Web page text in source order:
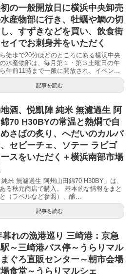
の一般開放日に横浜中央卸売
産物部に行き、牡蠣や鯛の切
、すずきなどを買い、飲食街
イでお刺身丼をいただく
徒歩で20分ほどのところにある横浜中央
水産物部は、毎月第１・第３土曜日の午
午前11時まで一般に開放され、イベン...
記事を読む
酒、悦凱陣 純米 無濾過生 阿
70 H30BYの常温と熱燗で自
さばの炙り、へだいのカルパ
セビーチェ、ソテー ラビゴ
スをいただく＋横浜南部市場
純米 無濾過生 阿州山田錦70 H30BY」は、
る秋元商店で購入。 基本的な情報をまと
（ラベルなど参照）、醸...
記事を読む
暮れの漁港巡り 三崎港：京急
～三崎港バス停～うらりマル
ぐろ直販センター～朝市会場
食堂～うらりマルシェ